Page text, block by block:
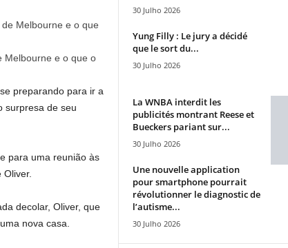
Melbourne e o que o
preparando para ir a
surpresa de seu
para uma reunião às
decolar, Oliver, que
nova casa.
30 Julho 2026
Yung Filly : Le jury a décidé
que le sort du...
30 Julho 2026
La WNBA interdit les
publicités montrant Reese et
Bueckers pariant sur...
30 Julho 2026
Une nouvelle application
pour smartphone pourrait
révolutionner le diagnostic de
l’autisme...
30 Julho 2026